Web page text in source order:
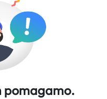
pomagamo.